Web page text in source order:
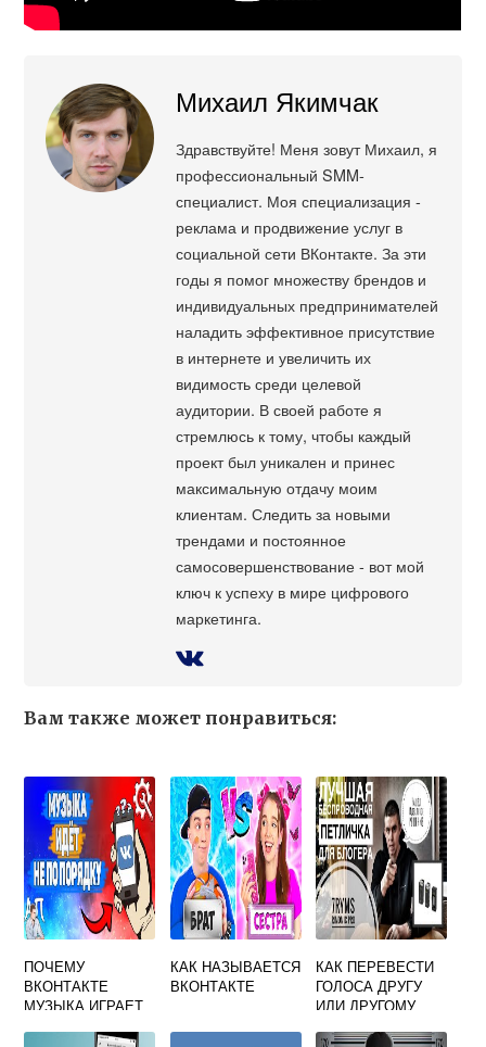
Михаил Якимчак
Здравствуйте! Меня зовут Михаил, я
профессиональный SMM-
специалист. Моя специализация -
реклама и продвижение услуг в
социальной сети ВКонтакте. За эти
годы я помог множеству брендов и
индивидуальных предпринимателей
наладить эффективное присутствие
в интернете и увеличить их
видимость среди целевой
аудитории. В своей работе я
стремлюсь к тому, чтобы каждый
проект был уникален и принес
максимальную отдачу моим
клиентам. Следить за новыми
трендами и постоянное
самосовершенствование - вот мой
ключ к успеху в мире цифрового
маркетинга.
Вам также может понравиться:
ПОЧЕМУ
ВКОНТАКТЕ
МУЗЫКА ИГРАЕТ
КАК НАЗЫВАЕТСЯ
ВКОНТАКТЕ
КАК ПЕРЕВЕСТИ
ГОЛОСА ДРУГУ
ИЛИ ДРУГОМУ